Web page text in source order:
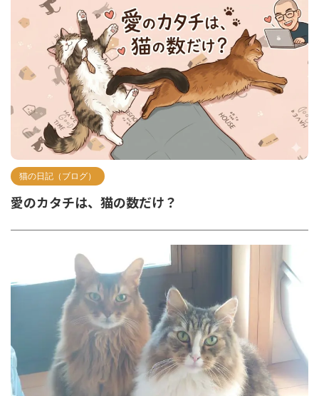
猫の日記（ブログ）
愛のカタチは、猫の数だけ？